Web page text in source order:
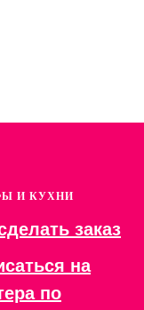
И КУХНИ
заказ
на
по